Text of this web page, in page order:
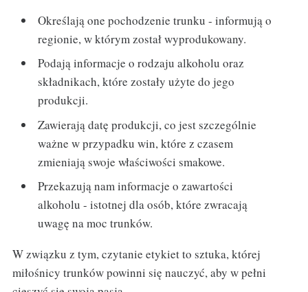
Określają one pochodzenie trunku - informują o
regionie, w którym został wyprodukowany.
Podają informacje o rodzaju alkoholu oraz
składnikach, które zostały użyte do jego
produkcji.
Zawierają datę produkcji, co jest szczególnie
ważne w przypadku win, które z czasem
zmieniają swoje właściwości smakowe.
Przekazują nam informacje o zawartości
alkoholu - istotnej dla osób, które zwracają
uwagę na moc trunków.
W związku z tym, czytanie etykiet to sztuka, której
miłośnicy trunków powinni się nauczyć, aby w pełni